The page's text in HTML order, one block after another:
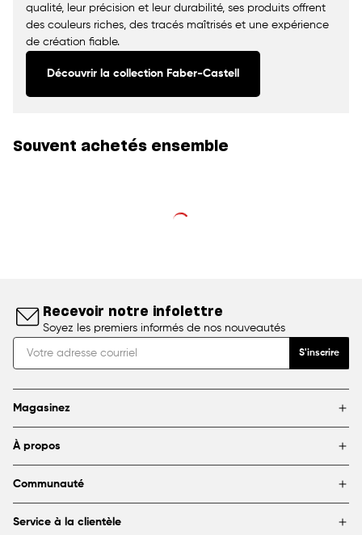
qualité, leur précision et leur durabilité, ses produits offrent
des couleurs riches, des tracés maîtrisés et une expérience
de création fiable.
Découvrir la collection Faber-Castell
Souvent achetés ensemble
Recevoir notre infolettre
Soyez les premiers informés de nos nouveautés
S'inscrire
Magasinez
Marques
Blogue
À propos
Magasins
Partenariats et commandites
Communauté
FAQ
Service à la clientèle